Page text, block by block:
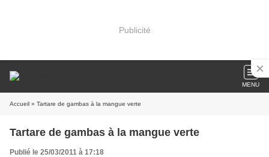
Publicité
MENU
Accueil » Tartare de gambas à la mangue verte
Tartare de gambas à la mangue verte
Publié le 25/03/2011 à 17:18